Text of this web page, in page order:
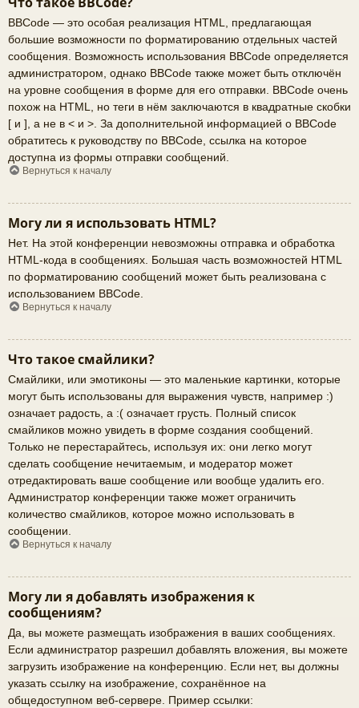
BBCode — это особая реализация HTML, предлагающая
большие возможности по форматированию отдельных частей
сообщения. Возможность использования BBCode определяется
администратором, однако BBCode также может быть отключён
на уровне сообщения в форме для его отправки. BBCode очень
похож на HTML, но теги в нём заключаются в квадратные скобки
[ и ], а не в < и >. За дополнительной информацией о BBCode
обратитесь к руководству по BBCode, ссылка на которое
доступна из формы отправки сообщений.
Вернуться к началу
Могу ли я использовать HTML?
Нет. На этой конференции невозможны отправка и обработка
HTML-кода в сообщениях. Большая часть возможностей HTML
по форматированию сообщений может быть реализована с
использованием BBCode.
Вернуться к началу
Что такое смайлики?
Смайлики, или эмотиконы — это маленькие картинки, которые
могут быть использованы для выражения чувств, например :)
означает радость, а :( означает грусть. Полный список
смайликов можно увидеть в форме создания сообщений.
Только не перестарайтесь, используя их: они легко могут
сделать сообщение нечитаемым, и модератор может
отредактировать ваше сообщение или вообще удалить его.
Администратор конференции также может ограничить
количество смайликов, которое можно использовать в
сообщении.
Вернуться к началу
Могу ли я добавлять изображения к
сообщениям?
Да, вы можете размещать изображения в ваших сообщениях.
Если администратор разрешил добавлять вложения, вы можете
загрузить изображение на конференцию. Если нет, вы должны
указать ссылку на изображение, сохранённое на
общедоступном веб-сервере. Пример ссылки: